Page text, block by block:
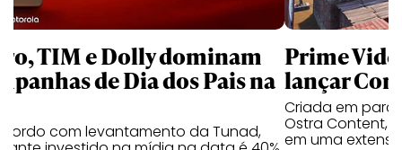
TIM e Dolly dominam
de Dia dos Pais na
com levantamento da Tunad,
Prime
lançar
Criada em
Ostra Content,
em uma